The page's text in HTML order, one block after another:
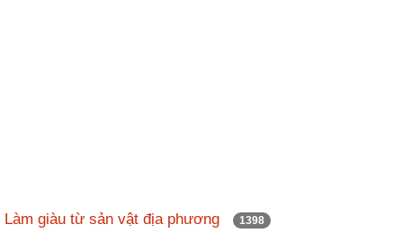
Làm giàu từ sản vật địa phương 1398